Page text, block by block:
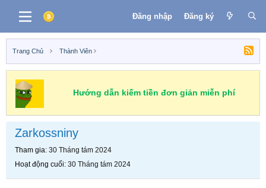
Đăng nhập Đăng ký
Trang Chủ Thành Viên
Hướng dẫn kiếm tiền đơn giản miễn phí
Zarkossniny
Tham gia 30 Tháng tám 2024
Hoạt động cuối 30 Tháng tám 2024